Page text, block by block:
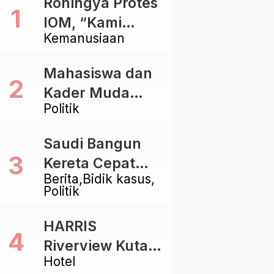
Kemanusiaan
IOM, “Kami
dibiarkan Mati
Politik
Mahasiswa dan
Kader Muda
Ramaikan Forum
Golkar di
Singaraja
Berita Bidik kasus
Politik
Saudi Bangun
Kereta Cepat
Rp112 Triliun,
Proyek Rp116
Triliun yang
Baru Sampai
Hotel
HARRIS
Riverview Kuta
Bali Tawarkan